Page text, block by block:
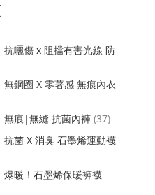
抗曬傷 x 阻擋有害光線 防
無鋼圈 X 零著感 無痕內衣
無痕|無縫 抗菌內褲 (37)
抗菌 X 消臭 石墨烯運動襪
爆暖！石墨烯保暖褲襪